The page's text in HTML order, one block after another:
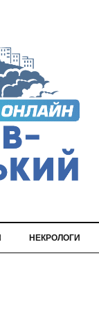
НЕКРОЛОГИ